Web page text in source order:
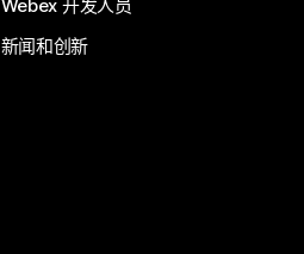
Webex 开发人员
新闻和创新